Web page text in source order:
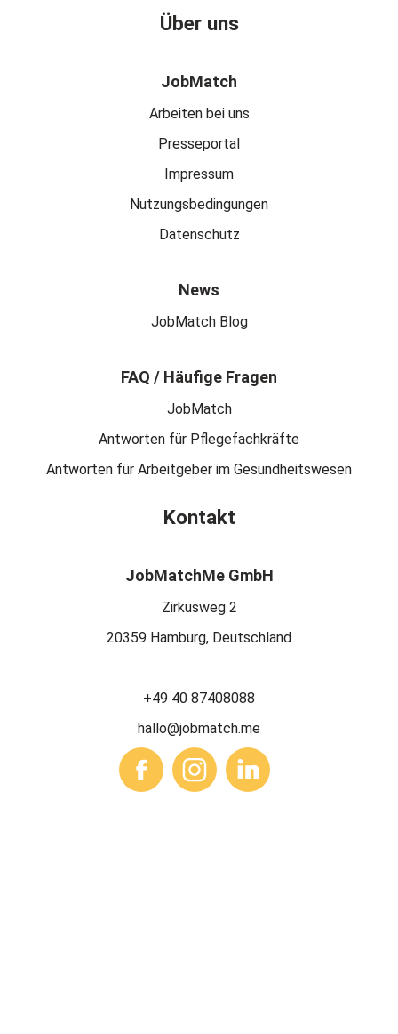
Über uns
JobMatch
Arbeiten bei uns
Presseportal
Impressum
Nutzungsbedingungen
Datenschutz
News
JobMatch Blog
FAQ / Häufige Fragen
JobMatch
Antworten für Pflegefachkräfte
Antworten für Arbeitgeber im Gesundheitswesen
Kontakt
JobMatchMe GmbH
Zirkusweg 2
20359 Hamburg, Deutschland
+49 40 87408088
hallo@jobmatch.me